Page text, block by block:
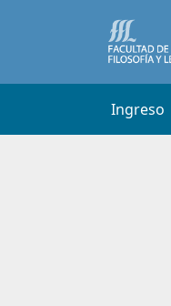
Ingreso